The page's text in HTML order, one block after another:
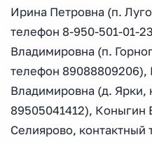
Ирина Петровна (п.
телефон 8-950-501-01-
Владимировна (п.
телефон 89088809206),
Владимировна (д. Ярки,
89505041412), Коныгин
Селиярово, контактный